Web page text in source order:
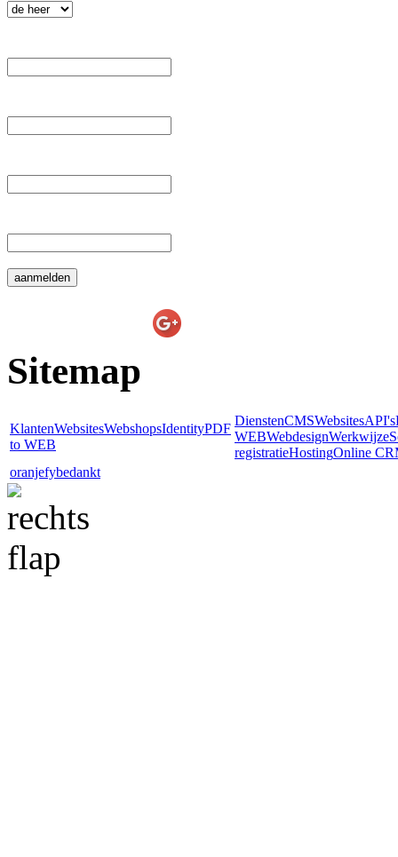
Sitemap
KlantenWebsitesWebshopsIdentityPDF
to WEB
DienstenCMSWebsitesAPI's
WEBWebdesignWerkwijze
registratieHostingOnline
oranjefybedankt